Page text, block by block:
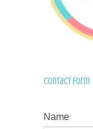
Contact Form
Name